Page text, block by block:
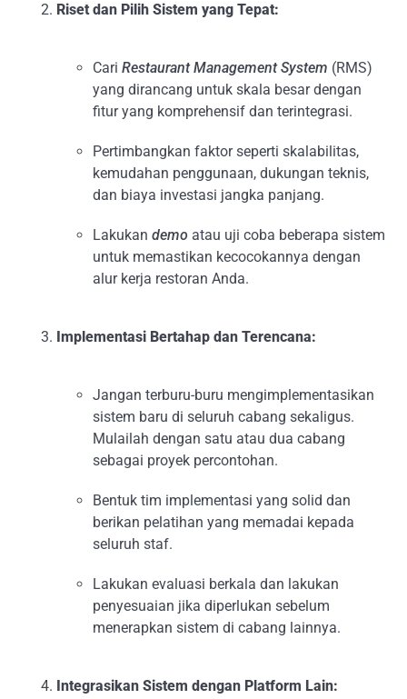
Riset dan Pilih Sistem yang Tepat:
CariRestaurant Management System (RMS)
yang dirancang untuk skala besar dengan
fitur yang komprehensif dan terintegrasi.
Pertimbangkan faktor seperti skalabilitas,
kemudahan penggunaan, dukungan teknis,
dan biaya investasi jangka panjang.
Lakukandemo atau uji coba beberapa sistem
untuk memastikan kecocokannya dengan
alur kerja restoran Anda.
Implementasi Bertahap dan Terencana:
Jangan terburu-buru mengimplementasikan
sistem baru di seluruh cabang sekaligus.
Mulailah dengan satu atau dua cabang
sebagai proyek percontohan.
Bentuk tim implementasi yang solid dan
berikan pelatihan yang memadai kepada
seluruh staf.
Lakukan evaluasi berkala dan lakukan
penyesuaian jika diperlukan sebelum
menerapkan sistem di cabang lainnya.
Integrasikan Sistem dengan Platform Lain: